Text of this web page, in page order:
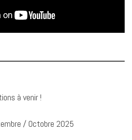
à venir !
/ Octobre 2025